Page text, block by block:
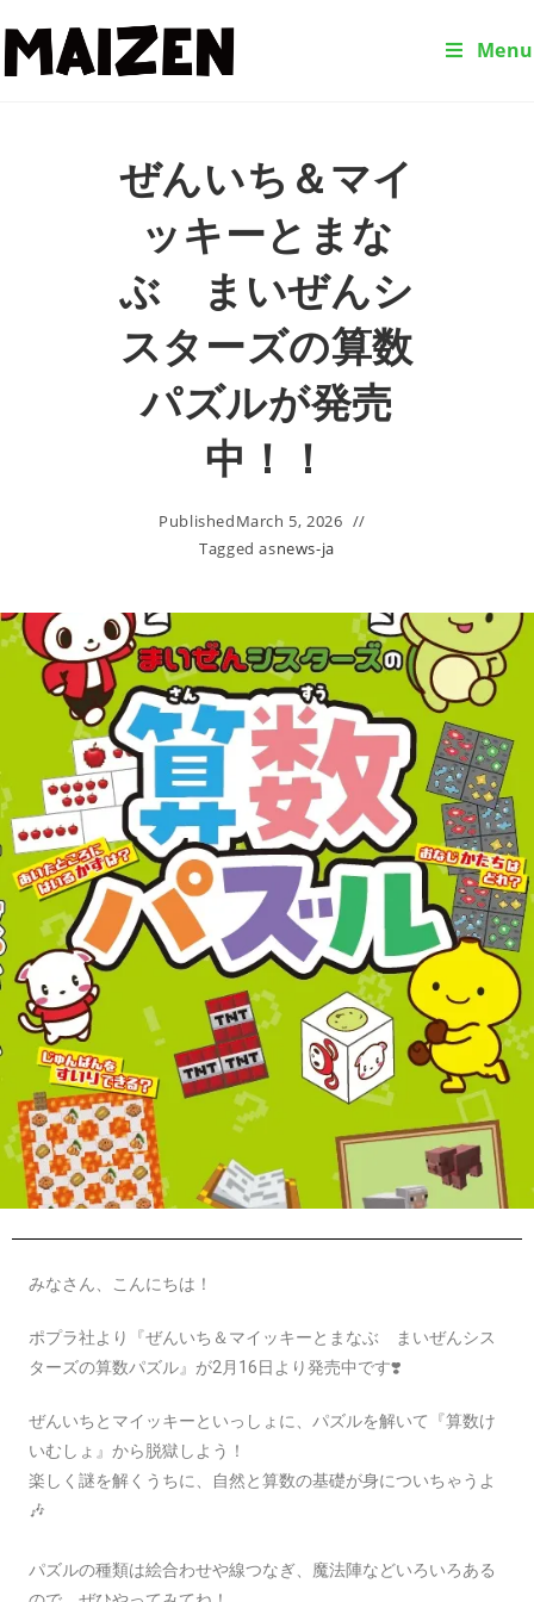
Menu
ぜんいち＆マイ
ッキーとまな
ぶ まいぜんシ
スターズの算数
パズルが発売
中！！
PublishedMarch 5, 2026
Tagged asnews-ja
みなさん、こんにちは！
ポプラ社より『ぜんいち＆マイッキーとまなぶ まいぜんシス
ターズの算数パズル』が2月16日より発売中です❣️
ぜんいちとマイッキーといっしょに、パズルを解いて『算数け
いむしょ』から脱獄しよう！
楽しく謎を解くうちに、自然と算数の基礎が身についちゃうよ
🎶
パズルの種類は絵合わせや線つなぎ、魔法陣などいろいろある